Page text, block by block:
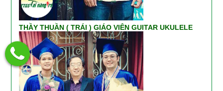
THẦY THUẦN ( TRÁI ) GIÁO VIÊN GUITAR UKULELE